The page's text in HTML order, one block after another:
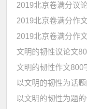
2019北京卷满分议
2019北京卷满分作
2019北京卷满分作
文明的韧性议论文
文明的韧性作文800
以文明的韧性为话
以文明的韧性为题